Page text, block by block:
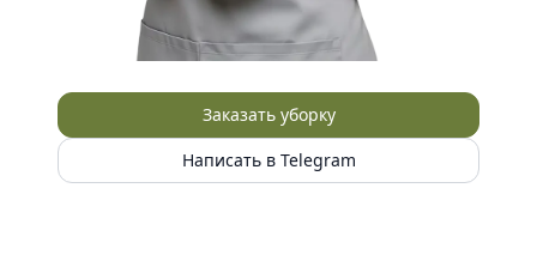
Заказать уборку
Написать в Telegram